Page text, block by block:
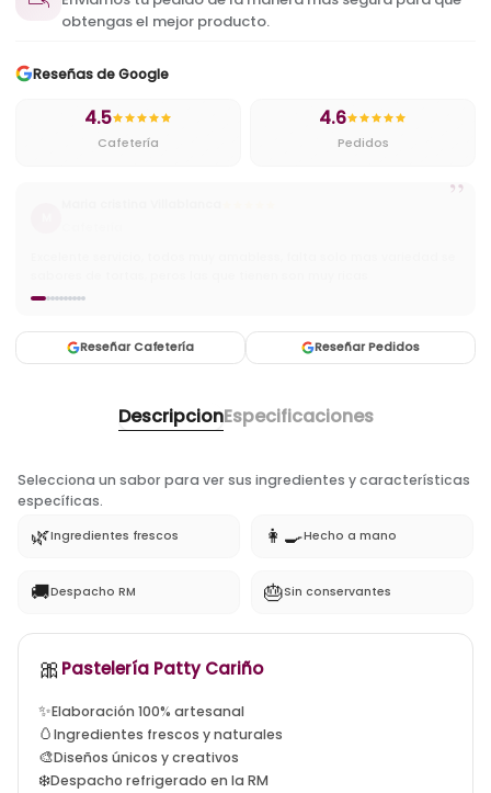
obtengas el mejor producto.
Reseñas de Google
4.5
Cafetería
4.6
Pedidos
”
Reseñar Cafetería Reseñar Pedidos
DescripcionEspecificaciones
Selecciona un sabor para ver sus ingredientes y características
específicas.
🌿Ingredientes frescos 👩‍🍳Hecho a mano
🚚Despacho RM 🎂Sin conservantes
🎀 Pastelería Patty Cariño
✨Elaboración 100% artesanal
🥚Ingredientes frescos y naturales
🎨Diseños únicos y creativos
❄️Despacho refrigerado en la RM
tortas artesanales santiago, tortas a domicilio la